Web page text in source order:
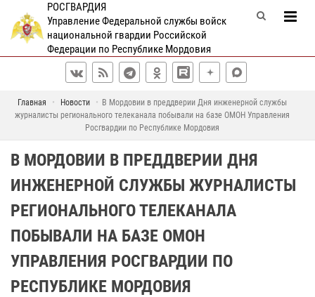
РОСГВАРДИЯ
Управление Федеральной службы войск
национальной гвардии Российской
Федерации по Республике Мордовия
Главная Новости
В Мордовии в преддверии Дня инженерной службы
журналисты регионального телеканала побывали на базе ОМОН Управления
Росгвардии по Республике Мордовия
В МОРДОВИИ В ПРЕДДВЕРИИ ДНЯ
ИНЖЕНЕРНОЙ СЛУЖБЫ ЖУРНАЛИСТЫ
РЕГИОНАЛЬНОГО ТЕЛЕКАНАЛА
ПОБЫВАЛИ НА БАЗЕ ОМОН
УПРАВЛЕНИЯ РОСГВАРДИИ ПО
РЕСПУБЛИКЕ МОРДОВИЯ